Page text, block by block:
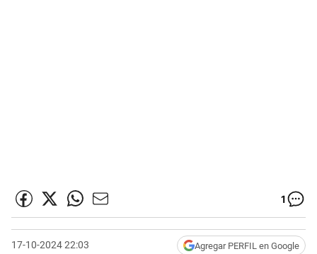
1
17-10-2024 22:03 Agregar PERFIL en Google